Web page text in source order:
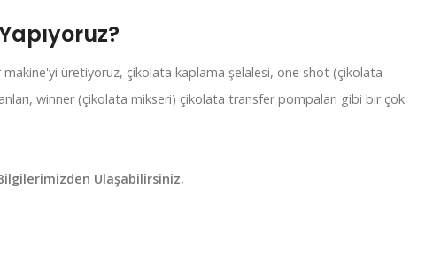
üretiyoruz, çikolata kaplama şelalesi, one shot (çikolata
winner (çikolata mikseri) çikolata transfer pompaları gibi bir çok
Ulaşabilirsiniz.